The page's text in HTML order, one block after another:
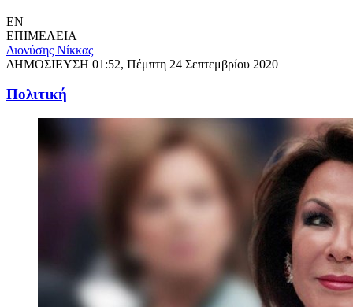
EN
ΕΠΙΜΕΛΕΙΑ
Διονύσης Νίκκας
ΔΗΜΟΣΙΕΥΣΗ 01:52, Πέμπτη 24 Σεπτεμβρίου 2020
Πολιτική